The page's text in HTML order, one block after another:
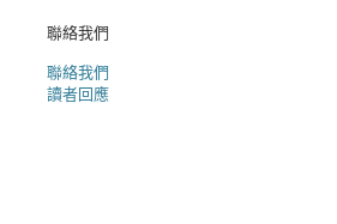
聯絡我們
聯絡我們
讀者回應